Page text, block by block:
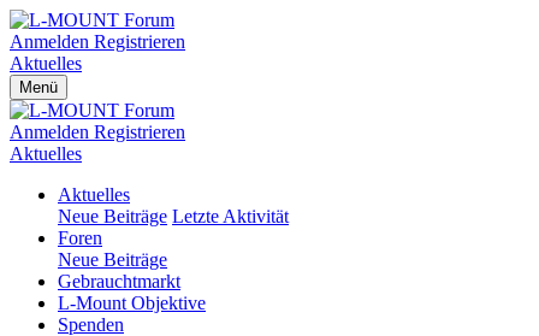
Anmelden Registrieren
Aktuelles
Menü
Anmelden Registrieren
Aktuelles
Aktuelles
Neue Beiträge Letzte Aktivität
Foren
Neue Beiträge
Gebrauchtmarkt
L-Mount Objektive
Spenden